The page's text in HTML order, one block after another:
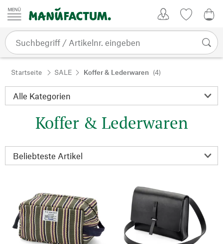
Zum Inhalt springen
Startseite SALE Koffer & Lederwaren (4)
Koffer & Lederwaren